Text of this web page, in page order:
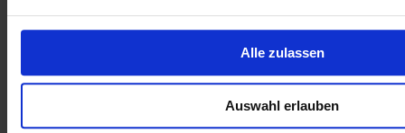
Alle zulassen
Auswahl erlauben
08.07.2026 15:50 Uhr
„Ich konnte das Gelernte direkt in meinem Alltag
Mehr Therapieangebote für die Region